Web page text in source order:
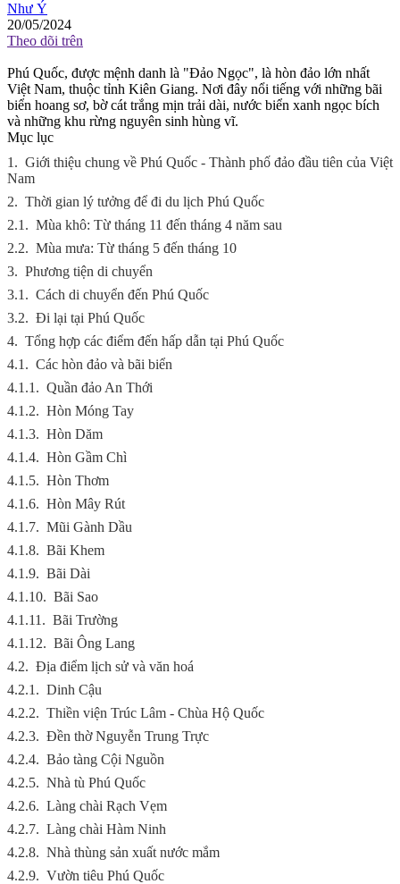
Như Ý
20/05/2024
Theo dõi trên
Phú Quốc, được mệnh danh là "Đảo Ngọc", là hòn đảo lớn nhất
Việt Nam, thuộc tỉnh Kiên Giang. Nơi đây nổi tiếng với những bãi
biển hoang sơ, bờ cát trắng mịn trải dài, nước biển xanh ngọc bích
và những khu rừng nguyên sinh hùng vĩ.
Mục lục
1. Giới thiệu chung về Phú Quốc - Thành phố đảo đầu tiên của Việt
Nam
2. Thời gian lý tưởng để đi du lịch Phú Quốc
2.1. Mùa khô: Từ tháng 11 đến tháng 4 năm sau
2.2. Mùa mưa: Từ tháng 5 đến tháng 10
3. Phương tiện di chuyển
3.1. Cách di chuyển đến Phú Quốc
3.2. Đi lại tại Phú Quốc
4. Tổng hợp các điểm đến hấp dẫn tại Phú Quốc
4.1. Các hòn đảo và bãi biển
4.1.1. Quần đảo An Thới
4.1.2. Hòn Móng Tay
4.1.3. Hòn Dăm
4.1.4. Hòn Gầm Chì
4.1.5. Hòn Thơm
4.1.6. Hòn Mây Rút
4.1.7. Mũi Gành Dầu
4.1.8. Bãi Khem
4.1.9. Bãi Dài
4.1.10. Bãi Sao
4.1.11. Bãi Trường
4.1.12. Bãi Ông Lang
4.2. Địa điểm lịch sử và văn hoá
4.2.1. Dinh Cậu
4.2.2. Thiền viện Trúc Lâm - Chùa Hộ Quốc
4.2.3. Đền thờ Nguyễn Trung Trực
4.2.4. Bảo tàng Cội Nguồn
4.2.5. Nhà tù Phú Quốc
4.2.6. Làng chài Rạch Vẹm
4.2.7. Làng chài Hàm Ninh
4.2.8. Nhà thùng sản xuất nước mắm
4.2.9. Vườn tiêu Phú Quốc